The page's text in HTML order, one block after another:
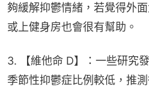
夠緩解抑鬱情緒，若覺得外
或上健身房也會很有幫助。
3. 【維他命 D】：一些研究
季節性抑鬱症比例較低，推